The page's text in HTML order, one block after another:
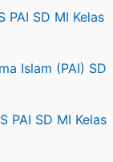
PAI SD MI Kelas
Islam (PAI) SD
PAI SD MI Kelas